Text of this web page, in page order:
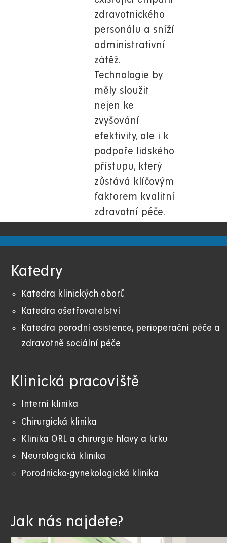
zdravotnického
personálu a sníží
administrativní
zátěž.
Technologie by
měly sloužit
nejen ke
zvyšování
efektivity, ale i k
podpoře lidského
přístupu, který
zůstává klíčovým
faktorem kvalitní
zdravotní péče.
Katedry
Katedra klinických oborů
Katedra ošetřovatelství
Katedra porodní asistence, perioperační péče a
zdravotně sociální péče
Klinická pracoviště
Interní klinika
Chirurgická klinika
Klinika ORL a chirurgie hlavy a krku
Neurologická klinika
Porodnicko-gynekologická klinika
Jak nás najdete?